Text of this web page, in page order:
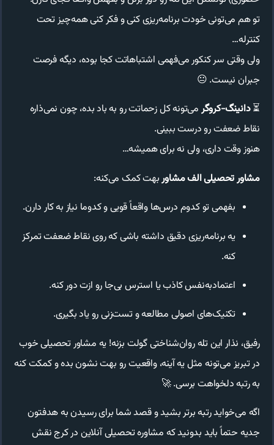
تو هم می‌تونی خودت برنامه‌ریزی کنی و فکر کنی همه‌چیز تحت
کنترله…
ولی وقتی سر کنکور می‌فهمی اشتباهاتت کجا بوده، دیگه فرصت
جبران نیست. 😐
⏳دانینگ-کروگر می‌تونه کل زحماتت رو به باد بده، چون نمی‌ذاره
نقاط ضعفت رو درست ببینی.
هنوز وقت داری، ولی نه برای همیشه…
مشاور تحصیلی الف مشاوربهت کمک می‌کنه:
بفهمی تو کدوم درس‌ها واقعاً قویی و کدوما نیاز به کار دارن.
یه برنامه‌ریزی دقیق داشته باشی که روی نقاط ضعفت تمرکز
کنه.
اعتمادبه‌نفس کاذب یا استرس بی‌جا رو ازت دور کنه.
تکنیک‌های اصولی مطالعه و تست‌زنی رو یاد بگیری.
رفیق، نذار این تله روان‌شناختی گولت بزنه! یه مشاور تحصیلی خوب
در تبریز می‌تونه مثل یه آینه، واقعیت رو بهت نشون بده و کمکت کنه
به رتبه دلخواهت برسی. 🚀
اگه می‌خواید رتبه برتر بشید و قصد شما برای رسیدن به هدفتون
جدیه حتماً باید بدونید که مشاوره تحصیلی آنلاین در کرج نقش